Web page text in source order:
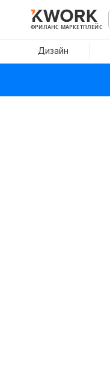
ФРИЛАНС МАРКЕТПЛЕЙС
Дизайн